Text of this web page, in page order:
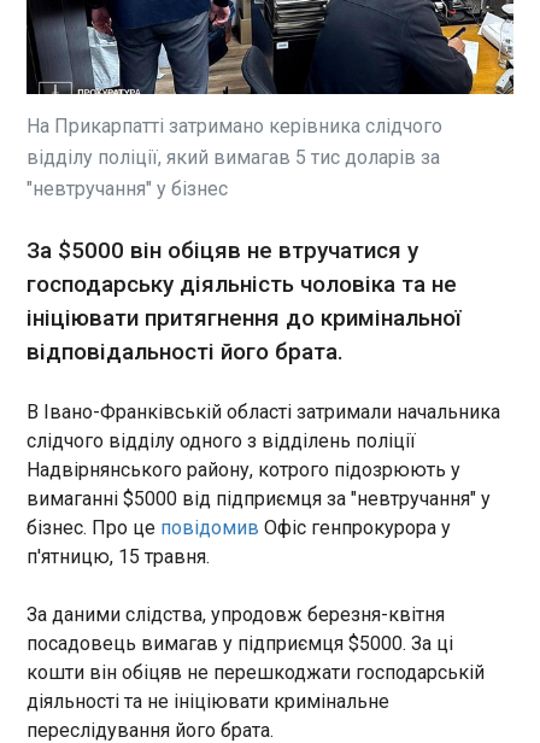
затримано у зв'язку з жорстоким побиттям
трьох підлітків з України. Про це повідомив
міністр внутрішніх справ та адміністрації Польщі
правда" з посиланням на RMF24 .
ЧИТАТЬ
через його рекордне падіння
13:14:35
Всеросійський центр вивчення громадської
думки (ВЦВГД) змінив методику, за якою
проводять щотижневі опитування для оцінки
Центр вирішив поміняти методику після різкого
падіння рейтингів влади, яке він фіксував на
початку 2026 року. Про це свідчить
заява ВЦВГД, зроблена в п'ятницю, 15 травня.
ЧИТАТЬ
Греція звинуватила турецьких рибалок у
порушенні морського права та звернулась до
ЄС
У п’ятницю, 14 травня, Греція звернулася до
Європейського Союзу з проханням втрутитися
та покласти край "незаконному рибальству та
порушенню морського права" турецькими
рибалками у східній частині Егейського моря.
На Прикарпатті затримано керівника слідчого
відділу поліції, який вимагав 5 тис доларів за
"невтручання" у бізнес
За $5000 він обіцяв не втручатися у
господарську діяльність чоловіка та не
ініціювати притягнення до кримінальної
відповідальності його брата.
В Івано-Франківській області затримали начальника
слідчого відділу одного з відділень поліції
Надвірнянського району, котрого підозрюють у
вимаганні $5000 від підприємця за "невтручання" у
бізнес. Про це повідомивОфіс генпрокурора у
п'ятницю, 15 травня.
За даними слідства, упродовж березня-квітня
посадовець вимагав у підприємця $5000. За ці
кошти він обіцяв не перешкоджати господарській
діяльності та не ініціювати кримінальне
переслідування його брата.